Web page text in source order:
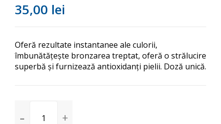
35,00 lei
Oferă rezultate instantanee ale culorii,
îmbunătățește bronzarea treptat, oferă o strălucire
superbă și furnizează antioxidanți pielii. Doză unică.
Gold